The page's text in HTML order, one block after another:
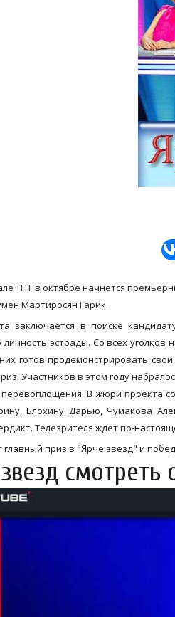
ТНТ в октябре начнется
Мартиросян Гарик.
заключается в поиске
эстрады. Со всех уголков
готов продемонстрировать
Участников в этом году
перевоплощения. В жюри проекта
Блохину Дарью, Чумакова
Телезрителя ждет по-
главный приз в "Ярче звезд" и
смотреть